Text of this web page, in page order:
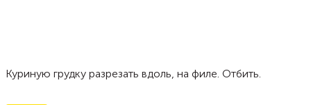
Куриную грудку разрезать вдоль, на филе. Отбить.